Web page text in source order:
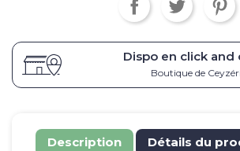
Dispo en click and
Boutique de
Description Détails du